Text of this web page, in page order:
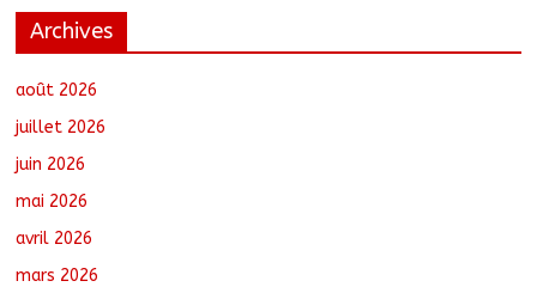
dans une entreprise spécialisée en
Archives
août 2026
juillet 2026
juin 2026
mai 2026
avril 2026
mars 2026